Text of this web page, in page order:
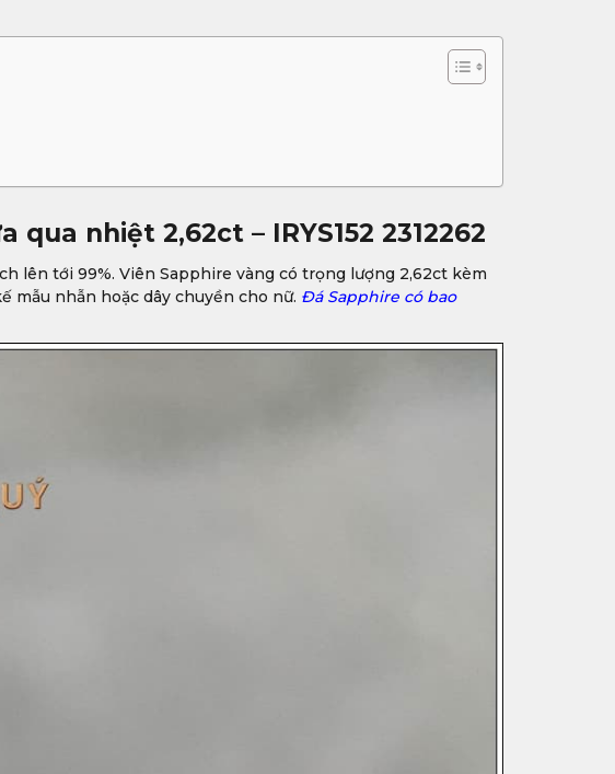
nhiệt 2,62ct – IRYS152 2312262
lên tới 99%. Viên Sapphire vàng có trọng lượng 2,62ct kèm
mẫu nhẫn hoặc dây chuyền cho nữ. Đá Sapphire có bao